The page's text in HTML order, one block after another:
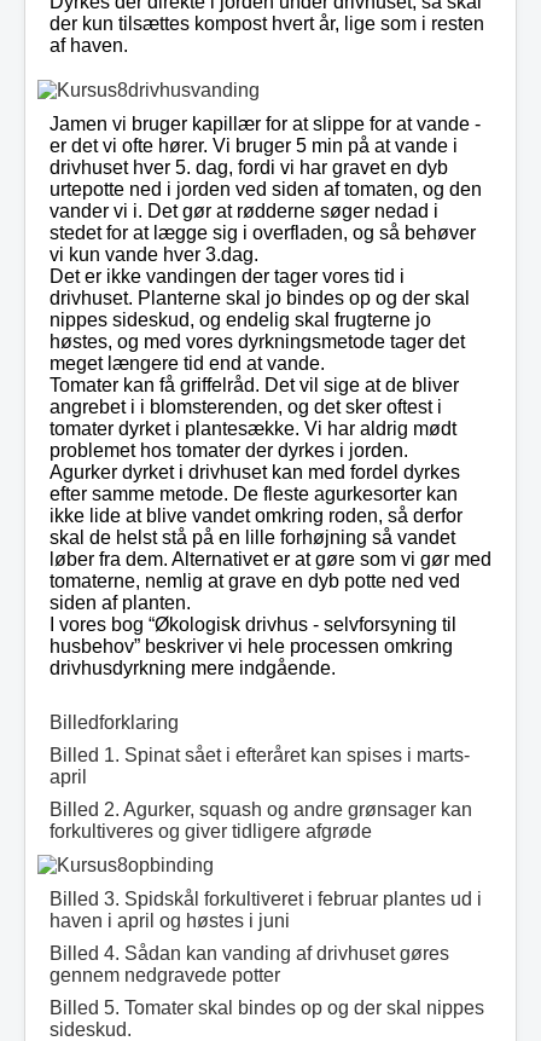
der kun tilsættes kompost hvert år, lige som i resten
af haven.
Jamen vi bruger kapillær for at slippe for at vande -
er det vi ofte hører. Vi bruger 5 min på at vande i
drivhuset hver 5. dag, fordi vi har gravet en dyb
urtepotte ned i jorden ved siden af tomaten, og den
vander vi i. Det gør at rødderne søger nedad i
stedet for at lægge sig i overfladen, og så behøver
vi kun vande hver 3.dag.
Det er ikke vandingen der tager vores tid i
drivhuset. Planterne skal jo bindes op og der skal
nippes sideskud, og endelig skal frugterne jo
høstes, og med vores dyrkningsmetode tager det
meget længere tid end at vande.
Tomater kan få griffelråd. Det vil sige at de bliver
angrebet i i blomsterenden, og det sker oftest i
tomater dyrket i plantesække. Vi har aldrig mødt
problemet hos tomater der dyrkes i jorden.
Agurker dyrket i drivhuset kan med fordel dyrkes
efter samme metode. De fleste agurkesorter kan
ikke lide at blive vandet omkring roden, så derfor
skal de helst stå på en lille forhøjning så vandet
løber fra dem. Alternativet er at gøre som vi gør med
tomaterne, nemlig at grave en dyb potte ned ved
siden af planten.
I vores bog “Økologisk drivhus - selvforsyning til
husbehov” beskriver vi hele processen omkring
drivhusdyrkning mere indgående.
Billedforklaring
Billed 1. Spinat sået i efteråret kan spises i marts-
april
Billed 2. Agurker, squash og andre grønsager kan
forkultiveres og giver tidligere afgrøde
Billed 3. Spidskål forkultiveret i februar plantes ud i
haven i april og høstes i juni
Billed 4. Sådan kan vanding af drivhuset gøres
gennem nedgravede potter
Billed 5. Tomater skal bindes op og der skal nippes
sideskud.